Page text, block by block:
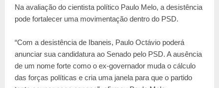
Na avaliação do cientista político Paulo Melo, a desistência
pode fortalecer uma movimentação dentro do PSD.
“Com a desistência de Ibaneis, Paulo Octávio poderá
anunciar sua candidatura ao Senado pelo PSD. A ausência
de um nome forte como o ex-governador muda o cálculo
das forças políticas e cria uma janela para que o partido